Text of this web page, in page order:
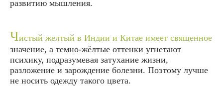
развитию мышления.
Чистый желтый в Индии и Китае имеет священное
значение, а темно-жёлтые оттенки угнетают
психику, подразумевая затухание жизни,
разложение и зарождение болезни. Поэтому лучше
не носить одежду такого цвета.